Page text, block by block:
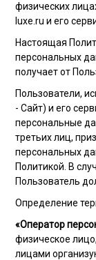
физических
luxe.ru и его
Настоящая
персональных
получает от
Пользователи,
- Сайт) и его
персональные
третьих лиц,
персональных
Политикой. В
Пользователь
Определение
«Оператор
физическое
лицами